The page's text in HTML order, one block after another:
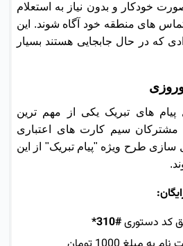
خودکار و بدون نیاز به استعلام
های منطقه خود آگاه شوند. این
که در حال جابجایی هستند بسیار
پیام های تبریک یکی از مهم ترین
مشترکان سیم کارت های اعتباری
سازی طرح ویژه "پیام تبریک" از این
کد دستوری#310*